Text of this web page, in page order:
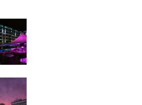
или
уменьшить
громкость.